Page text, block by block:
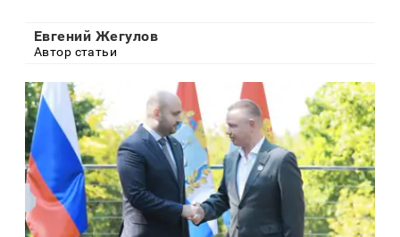
Евгений Жегулов
Автор статьи